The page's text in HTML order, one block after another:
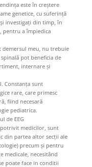
este în creștere
genetice, cu suferință
investigați din timp, în
pentru a împiedica
demersul meu, nu trebuie
pot beneficia de
internare și
Constanța sunt
rare, care primesc
fiind necesară
pediatrica.
de EEG
medicilor, sunt
din partea altor secții ale
precum și pentru
medicale, necesitând
poate face in conditii